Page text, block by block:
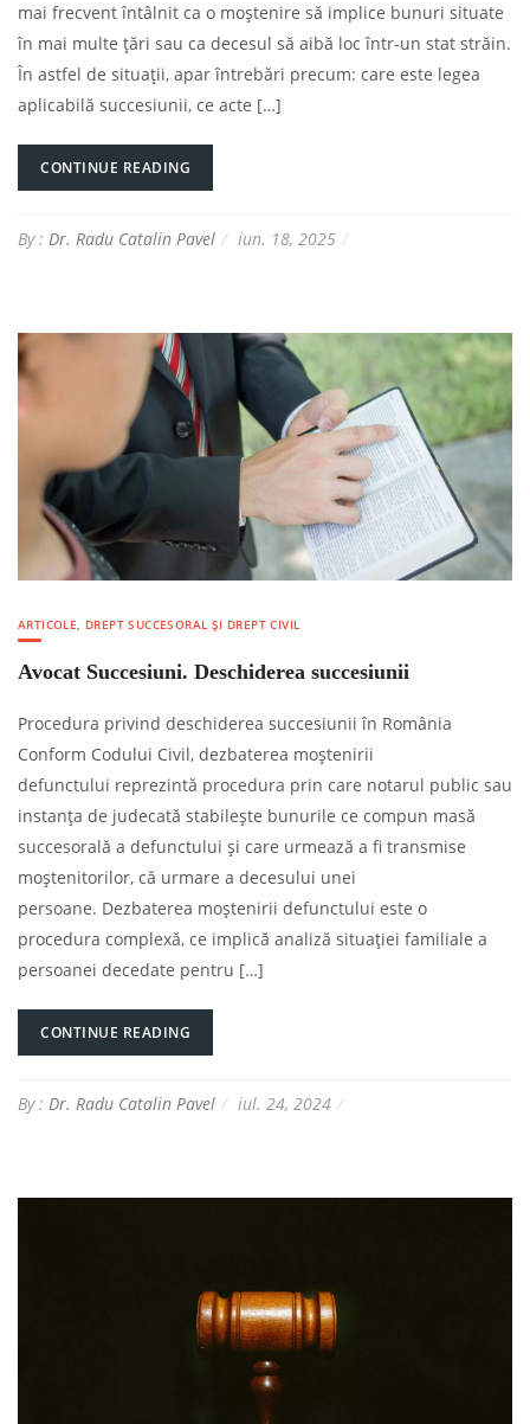
mai frecvent întâlnit ca o moștenire să implice bunuri situate
în mai multe țări sau ca decesul să aibă loc într-un stat străin.
În astfel de situații, apar întrebări precum: care este legea
aplicabilă succesiunii, ce acte […]
CONTINUE READING
By : Dr. Radu Catalin Pavel iun. 18, 2025
ARTICOLE, DREPT SUCCESORAL ȘI DREPT CIVIL
Avocat Succesiuni. Deschiderea succesiunii
Procedura privind deschiderea succesiunii în România
Conform Codului Civil, dezbaterea moștenirii
defunctului reprezintă procedura prin care notarul public sau
instanța de judecată stabilește bunurile ce compun masă
succesorală a defunctului și care urmează a fi transmise
moștenitorilor, că urmare a decesului unei
persoane. Dezbaterea moștenirii defunctului este o
procedura complexă, ce implică analiză situației familiale a
persoanei decedate pentru […]
CONTINUE READING
By : Dr. Radu Catalin Pavel iul. 24, 2024